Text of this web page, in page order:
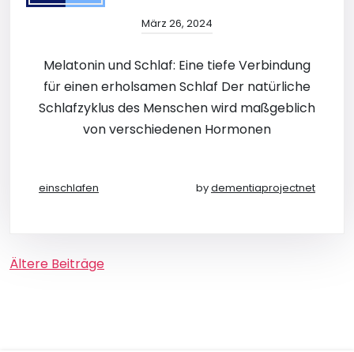
März 26, 2024
Melatonin und Schlaf: Eine tiefe Verbindung
für einen erholsamen Schlaf Der natürliche
Schlafzyklus des Menschen wird maßgeblich
von verschiedenen Hormonen
einschlafen bydementiaprojectnet
Beitragsnavigation
Ältere Beiträge